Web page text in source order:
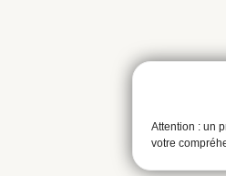
Attention : un
votre